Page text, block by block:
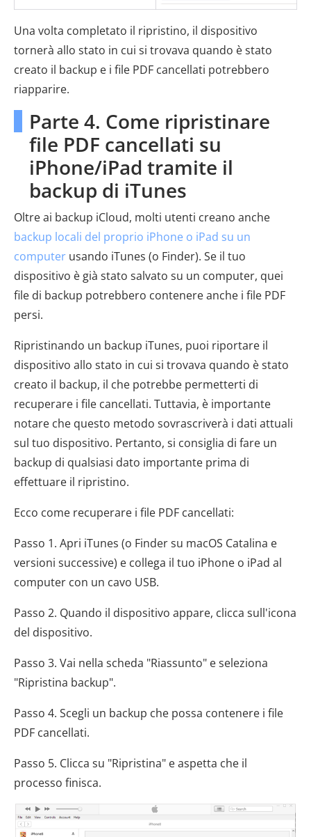
Una volta completato il ripristino, il dispositivo
tornerà allo stato in cui si trovava quando è stato
creato il backup e i file PDF cancellati potrebbero
riapparire.
Parte 4. Come ripristinare
file PDF cancellati su
iPhone/iPad tramite il
backup di iTunes
Oltre ai backup iCloud, molti utenti creano anche
backup locali del proprio iPhone o iPad su un
computer usando iTunes (o Finder). Se il tuo
dispositivo è già stato salvato su un computer, quei
file di backup potrebbero contenere anche i file PDF
persi.
Ripristinando un backup iTunes, puoi riportare il
dispositivo allo stato in cui si trovava quando è stato
creato il backup, il che potrebbe permetterti di
recuperare i file cancellati. Tuttavia, è importante
notare che questo metodo sovrascriverà i dati attuali
sul tuo dispositivo. Pertanto, si consiglia di fare un
backup di qualsiasi dato importante prima di
effettuare il ripristino.
Ecco come recuperare i file PDF cancellati:
Passo 1. Apri iTunes (o Finder su macOS Catalina e
versioni successive) e collega il tuo iPhone o iPad al
computer con un cavo USB.
Passo 2. Quando il dispositivo appare, clicca sull'icona
del dispositivo.
Passo 3. Vai nella scheda "Riassunto" e seleziona
"Ripristina backup".
Passo 4. Scegli un backup che possa contenere i file
PDF cancellati.
Passo 5. Clicca su "Ripristina" e aspetta che il
processo finisca.